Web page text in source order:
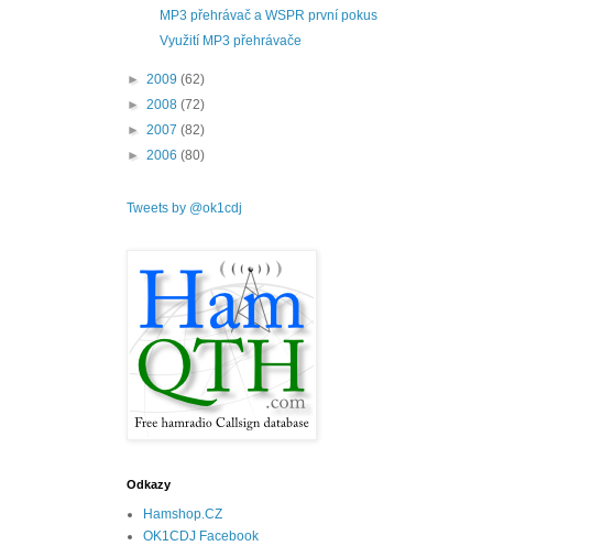
MP3 přehrávač a WSPR první pokus
Využití MP3 přehrávače
► 2009 (62)
► 2008 (72)
► 2007 (82)
► 2006 (80)
Tweets by @ok1cdj
Odkazy
Hamshop.CZ
OK1CDJ Facebook